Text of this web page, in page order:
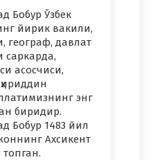
Бобур Ўзбек
йирик вакили,
географ, давлат
саркарда,
асосчиси,
энг
биридир.
Бобур 1483 йил
Ахсикент